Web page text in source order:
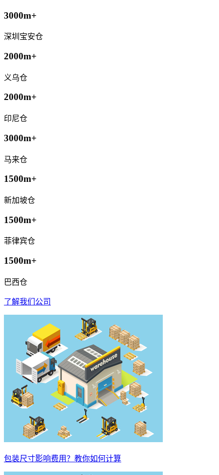
3000m+
深圳宝安仓
2000m+
义乌仓
2000m+
印尼仓
3000m+
马来仓
1500m+
新加坡仓
1500m+
菲律宾仓
1500m+
巴西仓
了解我们公司
包装尺寸影响费用？教你如何计算